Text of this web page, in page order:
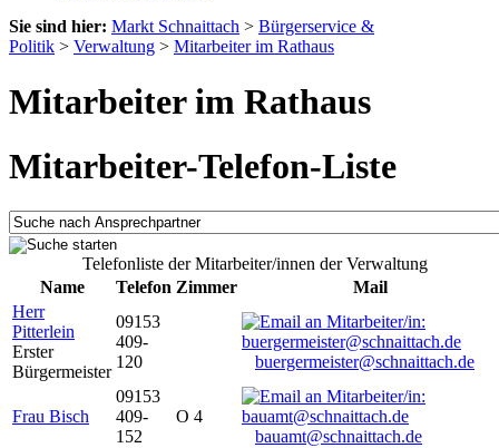
Sie sind hier: Markt Schnaittach > Bürgerservice &
Politik > Verwaltung > Mitarbeiter im Rathaus
Mitarbeiter im Rathaus
Mitarbeiter-Telefon-Liste
Telefonliste der Mitarbeiter/innen der Verwaltung
Name
Telefon Zimmer
Mail
Herr
Pitterlein
Erster
Bürgermeister
09153
409-
120
buergermeister@schnaittach.de
Frau Bisch
09153
409-
152
O 4
bauamt@schnaittach.de